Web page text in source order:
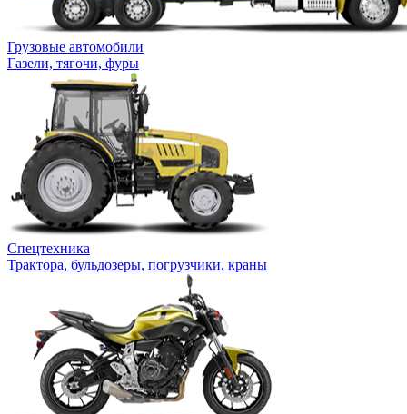
Грузовые автомобили
Газели, тягочи, фуры
Спецтехника
Трактора, бульдозеры, погрузчики, краны